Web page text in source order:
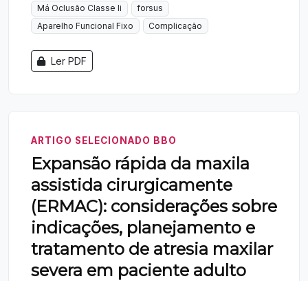
Má Oclusão Classe Ii
forsus
Aparelho Funcional Fixo
Complicação
Ler PDF
ARTIGO SELECIONADO BBO
Expansão rápida da maxila
assistida cirurgicamente
(ERMAC): considerações sobre
indicações, planejamento e
tratamento de atresia maxilar
severa em paciente adulto